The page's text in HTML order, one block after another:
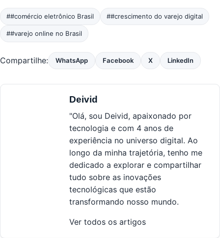
##comércio eletrônico Brasil ##crescimento do varejo digital
##varejo online no Brasil
Compartilhe: WhatsApp Facebook X LinkedIn
Deivid
"Olá, sou Deivid, apaixonado por
tecnologia e com 4 anos de
experiência no universo digital. Ao
longo da minha trajetória, tenho me
dedicado a explorar e compartilhar
tudo sobre as inovações
tecnológicas que estão
transformando nosso mundo.
Ver todos os artigos